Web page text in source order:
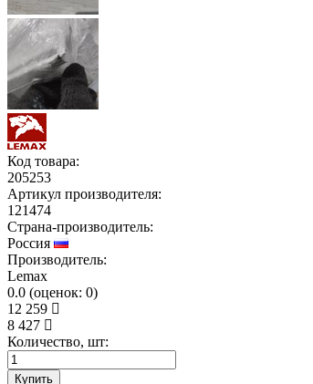
Код товара:
205253
Артикул производителя:
121474
Страна-производитель:
Россия
Производитель:
Lemax
0.0 (оценок: 0)
12 259
8 427
Количество, шт:
Купить